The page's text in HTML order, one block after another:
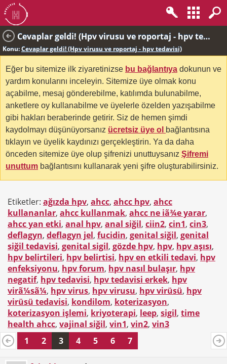
Cevaplar geldi! (Hpv virusu ve roportaj - hpv tedavisi)
Konu:Cevaplar geldi! (Hpv virusu ve roportaj - hpv tedavisi)
Eğer bu sitemize ilk ziyaretinizse bu bağlantıya dokunun ve
yardım konularını inceleyin. Sitemize üye olmak konu
açabilme, mesaj gönderebilme, katılımda bulunabilme,
anketlere oy kullanabilme ve üyelerle özelden yazışabilme
gibi hakları beraberinde getirir. Siz de hemen şimdi
kaydolmayı düşünüyorsanız ücretsiz üye ol bağlantısına
tıklayın ve üyelik kaydınızı gerçekleştirin. Ya da daha
önceden sitemize üye olup şifrenizi unuttuysanız Şifremi
unuttum bağlantısını kullanarak yeni şifre oluşturabilirsiniz.
Etiketler: ağızda hpv, ahcc, ahcc hpv, ahcc
kullananlar, ahcc kullanmak, ahcc ne iã¾e yarar,
ahcc yan etki, anal hpv, anal siğil, ciin2, cin1, cin3,
deflagyn, deflagyn jel, fucidin, genital siğil, genital
siğil tedavisi, genital sigil, gözde hpv, hpv, hpv aşısı,
hpv belirtileri, hpv belirtisi, hpv en etkili tedavi, hpv
enfeksiyonu, hpv forum, hpv nasıl bulaşır, hpv
negatif, hpv tedavisi, hpv tedavisi erkek, hpv
virã¼sã¼, hpv virus, hpv virusu, hpv virüsü, hpv
virüsü tedavisi, kondilom, koterizasyon,
koterizasyon işlemi, kriyoterapi, leep, sigil, time
health ahcc, vajinal siğil, vin1, vin2, vin3
1
2 3 4 5 6 7